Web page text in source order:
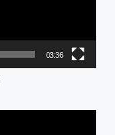
03:36